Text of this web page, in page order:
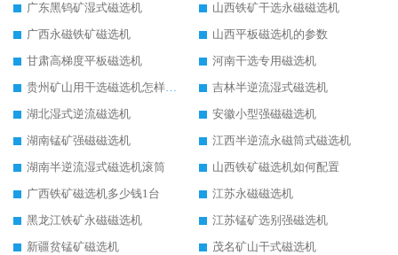
广东黑钨矿湿式磁选机
山西铁矿干选永磁磁选机
广西永磁铁矿磁选机
山西平板磁选机的参数
甘肃高梯度平板磁选机
河南干选专用磁选机
贵州矿山用干选磁选机怎样调磁
吉林半逆流湿式磁选机
湖北湿式逆流磁选机
安徽小型强磁磁选机
湖南锰矿强磁磁选机
江西半逆流永磁筒式磁选机
湖南半逆流湿式磁选机滚筒
山西铁矿磁选机如何配置
广西铁矿磁选机多少钱1台
江苏永磁磁选机
黑龙江铁矿永磁磁选机
江苏锰矿选别强磁选机
新疆贫锰矿磁选机
茂名矿山干式磁选机